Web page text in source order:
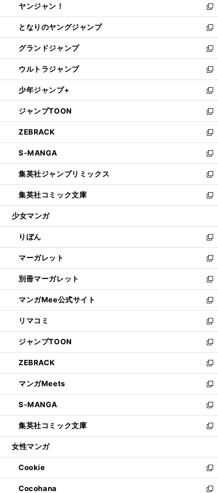
く
で
開
く
ィ
ン
ド
ウ
で
開
く
い
ウ
ィ
ン
ド
ウ
で
開
く
ヤンジャン！
新
し
い
ウ
ィ
ン
ド
ウ
で
開
く
となりのヤングジャンプ
新
し
い
ウ
ィ
ン
ド
ウ
で
開
く
グランドジャンプ
新
し
い
ウ
ィ
ン
ド
ウ
で
開
く
ウルトラジャンプ
新
し
い
ウ
ィ
ン
ド
ウ
で
開
く
少年ジャンプ+
新
し
い
ウ
ィ
ン
ド
ウ
で
開
く
ジャンプTOON
新
し
い
ウ
ィ
ン
ド
ウ
で
開
ZEBRACK
新
し
い
ウ
ィ
ン
ド
ウ
開
く
S-MANGA
新
し
い
ウ
ィ
ン
ウ
で
開
く
集英社ジャンプリミックス
新
し
い
ウ
ン
ド
ウ
で
開
く
集英社コミック文庫
新
し
ウ
ィ
ン
ド
ウ
で
開
く
少女マンガ
りぼん
新
し
い
ウ
ィ
ン
ド
ウ
で
開
く
マーガレット
新
し
い
ウ
ィ
ン
ド
ウ
で
開
く
別冊マーガレット
新
し
い
ウ
ィ
ン
ド
ウ
で
開
く
マンガMee公式サイト
新
し
い
ウ
ィ
ン
ド
ウ
で
開
く
リマコミ
新
し
い
ウ
ィ
ン
ド
ウ
で
開
く
ジャンプTOON
新
し
い
ウ
ィ
ン
ド
ウ
で
開
ZEBRACK
新
し
い
ウ
ィ
ン
ド
ウ
開
く
マンガMeets
新
し
い
ウ
ィ
ン
ウ
で
開
く
S-MANGA
新
し
い
ウ
ン
ド
ウ
で
集英社コミック文庫
新
し
ウ
ィ
ン
ド
女性マンガ
Cookie
新
し
い
Cocohana 新